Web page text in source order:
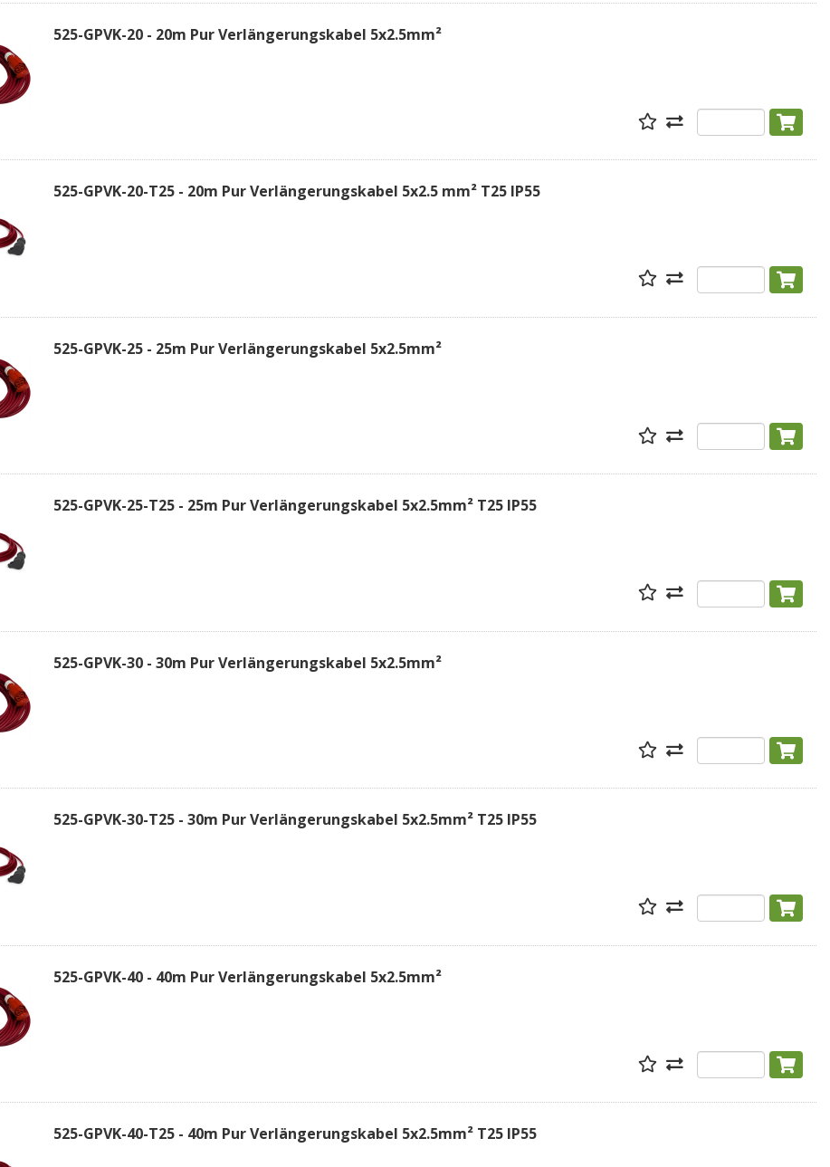
525-GPVK-20 - 20m Pur Verlängerungskabel 5x2.5mm²
525-GPVK-20-T25 - 20m Pur Verlängerungskabel 5x2.5 mm² T25 IP55
525-GPVK-25 - 25m Pur Verlängerungskabel 5x2.5mm²
525-GPVK-25-T25 - 25m Pur Verlängerungskabel 5x2.5mm² T25 IP55
525-GPVK-30 - 30m Pur Verlängerungskabel 5x2.5mm²
525-GPVK-30-T25 - 30m Pur Verlängerungskabel 5x2.5mm² T25 IP55
525-GPVK-40 - 40m Pur Verlängerungskabel 5x2.5mm²
525-GPVK-40-T25 - 40m Pur Verlängerungskabel 5x2.5mm² T25 IP55